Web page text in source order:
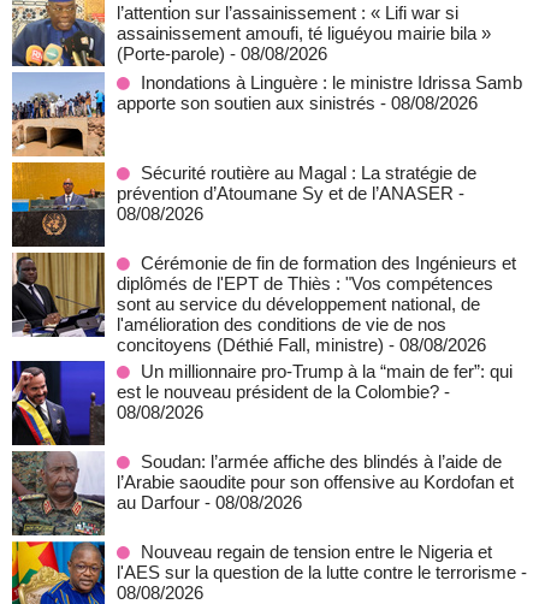
l’attention sur l’assainissement : « Lifi war si
assainissement amoufi, té liguéyou mairie bila »
(Porte-parole) - 08/08/2026
Inondations à Linguère : le ministre Idrissa Samb
apporte son soutien aux sinistrés - 08/08/2026
Sécurité routière au Magal : La stratégie de
prévention d’Atoumane Sy et de l’ANASER -
08/08/2026
Cérémonie de fin de formation des Ingénieurs et
diplômés de l'EPT de Thiès : "Vos compétences
sont au service du développement national, de
l'amélioration des conditions de vie de nos
concitoyens (Déthié Fall, ministre) - 08/08/2026
Un millionnaire pro-Trump à la “main de fer”: qui
est le nouveau président de la Colombie? -
08/08/2026
Soudan: l’armée affiche des blindés à l’aide de
l’Arabie saoudite pour son offensive au Kordofan et
au Darfour - 08/08/2026
Nouveau regain de tension entre le Nigeria et
l'AES sur la question de la lutte contre le terrorisme -
08/08/2026